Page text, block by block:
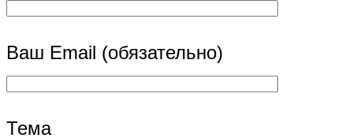
Ваш Email (обязательно)
Тема